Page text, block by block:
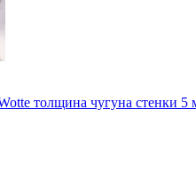
толщина чугуна стенки 5